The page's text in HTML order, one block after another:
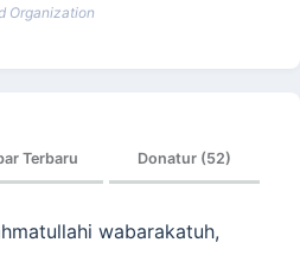
Organization
Terbaru Donatur (52)
wabarakatuh,